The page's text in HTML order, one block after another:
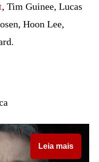
, Tim Guinee, Lucas
Hoon Lee,
Leia mais